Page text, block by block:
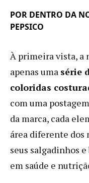
POR DENTRO DA
PEPSICO
À primeira vista, a
apenas uma série
coloridas
com uma
da marca, cada
área diferente dos
seus salgadinhos
em saúde e